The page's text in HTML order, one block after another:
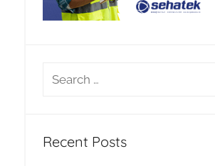
Search
Recent Posts